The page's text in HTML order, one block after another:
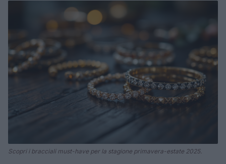
Scopri i bracciali must-have per la stagione primavera-estate 2025.